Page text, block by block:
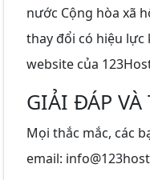
nước Cộng hòa xã
thay đổi có hiệu
website của
GIẢI ĐÁP VÀ
Mọi thắc mắc, các
email: